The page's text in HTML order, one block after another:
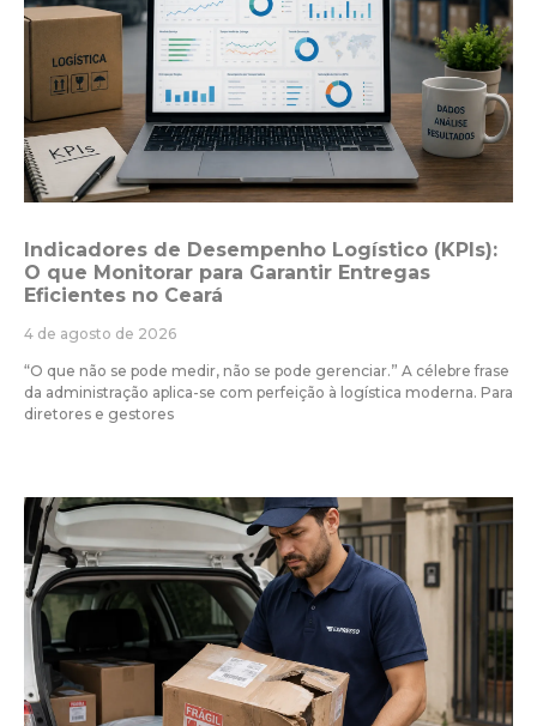
Indicadores de Desempenho Logístico (KPIs):
O que Monitorar para Garantir Entregas
Eficientes no Ceará
4 de agosto de 2026
“O que não se pode medir, não se pode gerenciar.” A célebre frase
da administração aplica-se com perfeição à logística moderna. Para
diretores e gestores